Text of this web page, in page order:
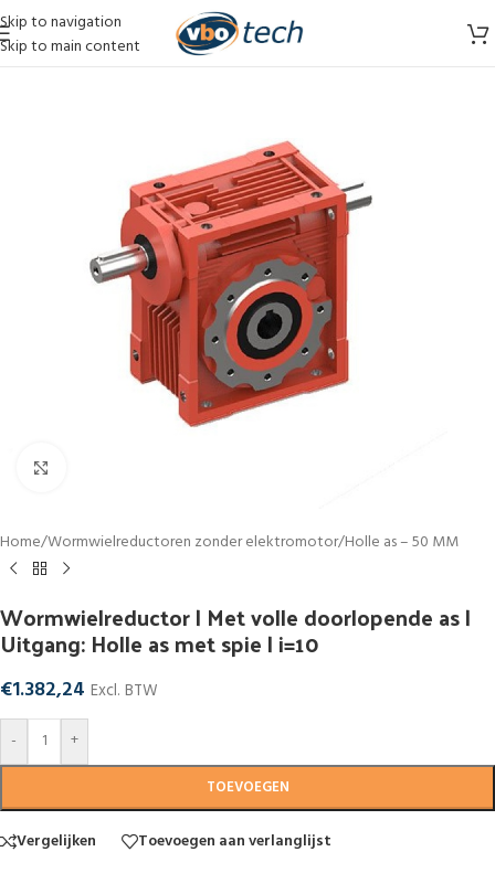
Skip to navigation
Skip to main content
Home/Wormwielreductoren zonder elektromotor/Holle as – 50 MM
Wormwielreductor | Met volle doorlopende as |
Uitgang: Holle as met spie | i=10
€1.382,24 Excl. BTW
-
+
TOEVOEGEN
Vergelijken
Toevoegen aan verlanglijst